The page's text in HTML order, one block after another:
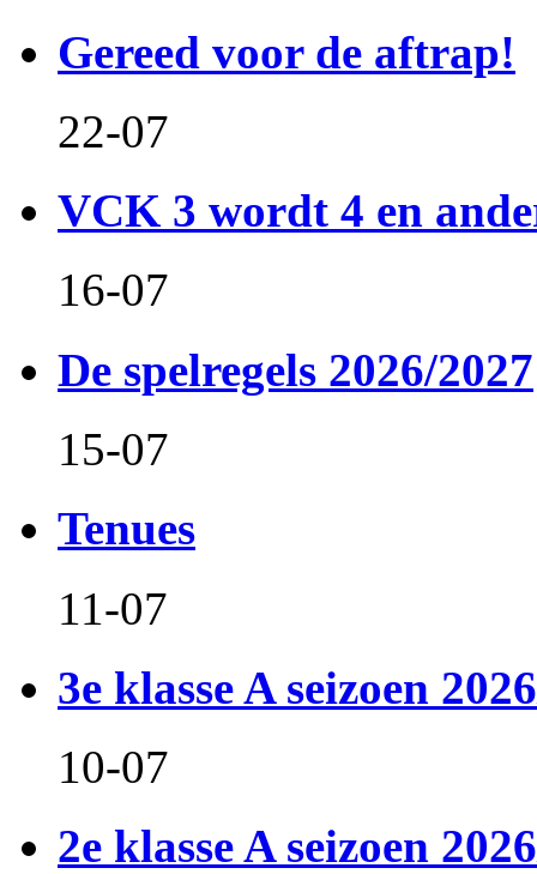
Gereed voor de aftrap!
22-07
VCK 3 wordt 4 en
16-07
De spelregels 2026/2027
15-07
Tenues
11-07
3e klasse A seizoen
10-07
2e klasse A seizoen